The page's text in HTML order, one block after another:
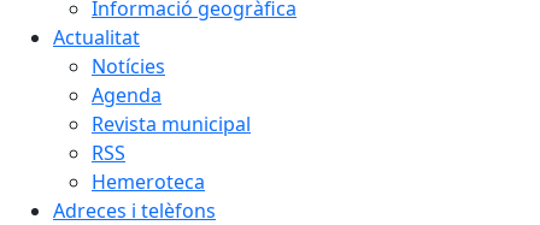
Informació geogràfica
Actualitat
Notícies
Agenda
Revista municipal
RSS
Hemeroteca
Adreces i telèfons